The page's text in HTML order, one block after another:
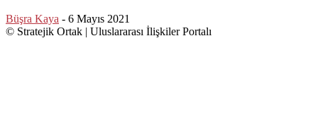
Büşra Kaya - 6 Mayıs 2021
© Stratejik Ortak | Uluslararası İlişkiler Portalı